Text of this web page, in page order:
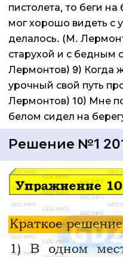
пистолета, то беги
мог хорошо видеть с
делалось. (М.
старухой и с бедным
Лермонтов) 9) Когда
урочный свой путь
Лермонтов) 10) Мне
белом сидел на
Решение №1